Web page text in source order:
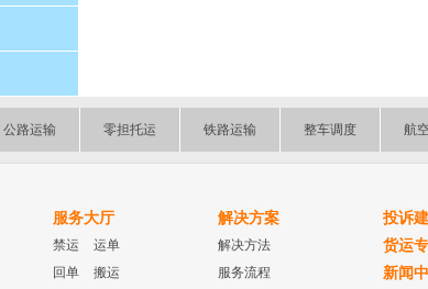
公路运输 零担托运 铁路运输 整车调度 航
服务大厅
禁运
运单
回单
搬运
解决方案
解决方法
服务流程
投诉
货运
新闻